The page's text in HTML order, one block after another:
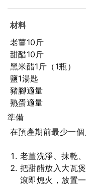
材料
老薑10斤
甜醋10斤
黑米醋1斤（1瓶）
鹽1湯匙
豬腳適量
熟蛋適量
準備
在預產期前最少一個
老薑洗淨、抹乾
把甜醋放入大瓦
滾即熄火，放置一